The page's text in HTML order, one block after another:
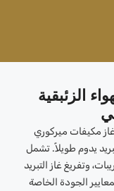
الزئبقية
مكيفات ميركوري
يدوم طويلاً. تشمل
وتفريغ غاز التبريد
الجودة الخاصة